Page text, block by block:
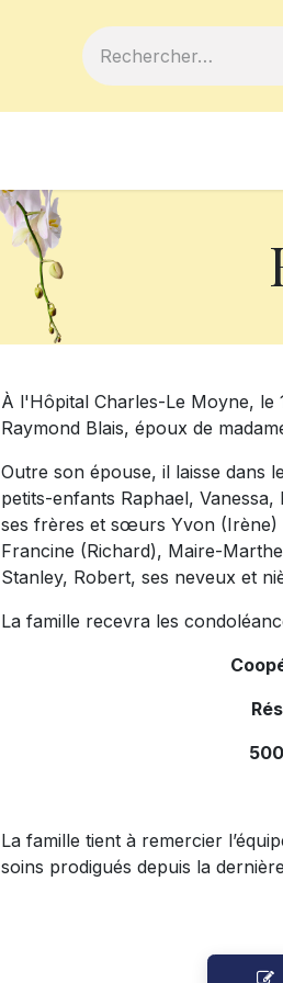
À l'Hôpital Charles-Le Moyne, le
Raymond Blais, époux de
Outre son épouse, il laisse dans
petits-enfants Raphael,
ses frères et sœurs Yvon (Irène)
Francine (Richard), Maire-
Stanley, Robert, ses neveux et
La famille recevra les
La famille tient à remercier
soins prodigués depuis la